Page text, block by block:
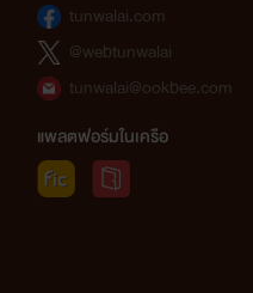
tunwalai.com
@webtunwalai
tunwalai@ookbee.com
แพลตฟอร์มในเครือ